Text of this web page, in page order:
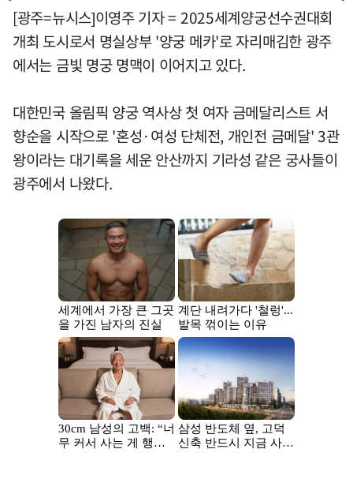
[광주=뉴시스]이영주 기자 = 2025세계양궁선수권대회
개최 도시로서 명실상부 '양궁 메카'로 자리매김한 광주
에서는 금빛 명궁 명맥이 이어지고 있다.
대한민국 올림픽 양궁 역사상 첫 여자 금메달리스트 서
향순을 시작으로 '혼성·여성 단체전, 개인전 금메달' 3관
왕이라는 대기록을 세운 안산까지 기라성 같은 궁사들이
광주에서 나왔다.